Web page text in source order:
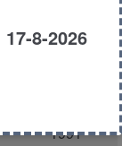
Sedan
1991
8-2026